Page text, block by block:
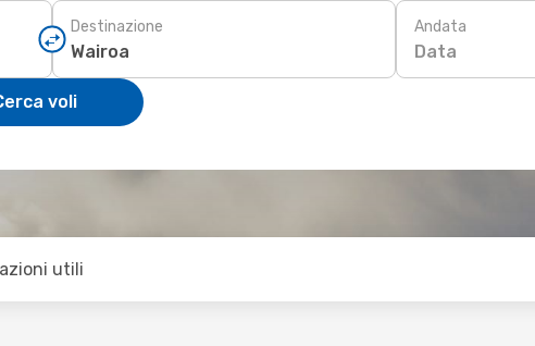
Destinazione Andata
Data
voli
utili